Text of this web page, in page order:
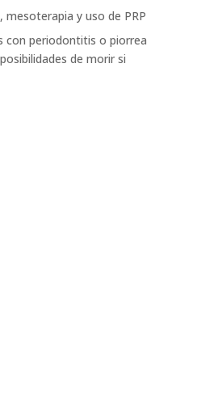
y uso de PRP
con periodontitis o piorrea
de morir si